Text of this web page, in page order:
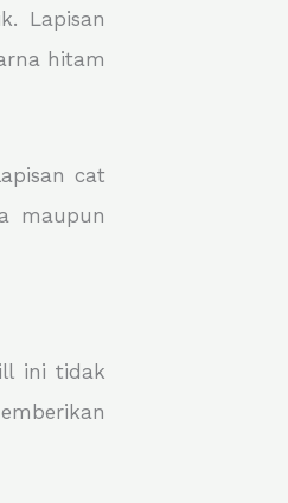
Lapisan
hitam
cat
maupun
ini tidak